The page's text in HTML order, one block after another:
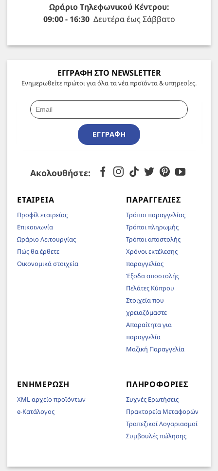
Ωράριο Τηλεφωνικού Κέντρου:
09:00 - 16:30Δευτέρα έως Σάββατο
ΕΓΓΡΑΦΗ ΣΤΟ NEWSLETTER
Ενημερωθείτε πρώτοι για όλα τα νέα προϊόντα & υπηρεσίες.
ΕΓΓΡΑΦΉ
Ακολουθήστε:
ΕΤΑΙΡΕΊΑ
Προφίλ εταιρείας
Επικοινωνία
Ωράριο Λειτουργίας
Πώς θα έρθετε
Οικονομικά στοιχεία
ΠΑΡΑΓΓΕΛΊΕΣ
Τρόποι παραγγελίας
Τρόποι πληρωμής
Τρόποι αποστολής
Χρόνοι εκτέλεσης
παραγγελίας
Έξοδα αποστολής
Πελάτες Κύπρου
Στοιχεία που
χρειαζόμαστε
Απαραίτητα για
παραγγελία
Μαζική Παραγγελία
ΕΝΗΜΈΡΩΣΗ
XML αρχείο προϊόντων
e-Κατάλογος
ΠΛΗΡΟΦΟΡΊΕΣ
Συχνές Ερωτήσεις
Πρακτορεία Μεταφορών
Τραπεζικοί Λογαριασμοί
Συμβουλές πώλησης